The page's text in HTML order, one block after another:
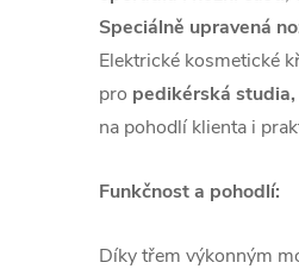
Speciálně upravená
Elektrické kosmetické
pro pedikérská
na pohodlí klienta i
Funkčnost a pohodlí:
Díky třem výkonným